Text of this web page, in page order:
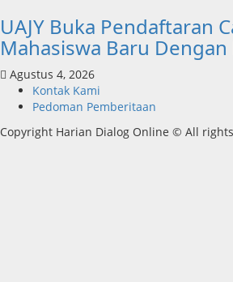
UAJY Buka Pendaftaran
Mahasiswa Baru Dengan
Agustus 4, 2026
Kontak Kami
Pedoman Pemberitaan